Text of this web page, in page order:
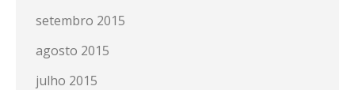
setembro 2015
agosto 2015
julho 2015